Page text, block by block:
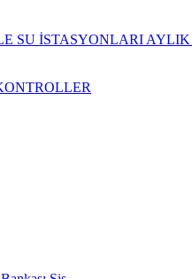
SU İSTASYONLARI